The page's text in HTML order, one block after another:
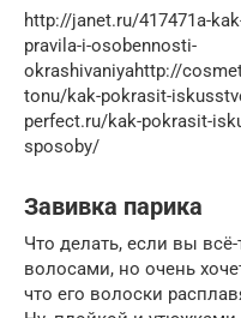
http://janet.ru/417471a-
pravila-i-osobennosti-
okrashivaniyahttp://
tonu/kak-pokrasit-
perfect.ru/kak-pokrasit-
sposoby/
Завивка парика
Что делать, если вы
волосами, но очень
что его волоски